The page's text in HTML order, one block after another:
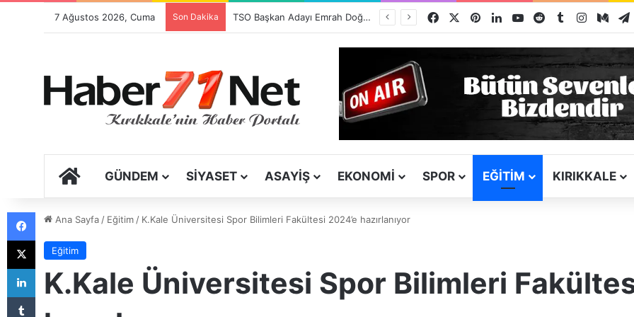
7 Ağustos 2026, Cuma Son Dakika TSO Başkan Adayı Emrah Doğan’dan EXPOKALE Vizyonu Facebook PinterestLinkedInYouTubeRedditTumblrInstagram
ANA SAYFA
GÜNDEM SIYASET ASAYIŞ EKONOMI SPOR EĞITIM KIRIKKALE
Ana Sayfa/ Eğitim/ K.Kale Üniversitesi Spor Bilimleri Fakültesi 2024’e hazırlanıyor
Eğitim
K.Kale Üniversitesi Spor Bilimleri
Tumblr